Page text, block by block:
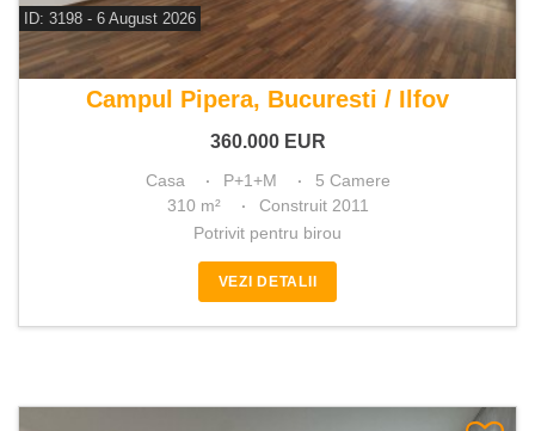
ID: 3198 - 6 August 2026
De vanzare casa 5 camere
Campul Pipera, Bucuresti / Ilfov
360.000 EUR
Casa P+1+M
5 Camere
310 m²
Construit 2011
Potrivit pentru birou
VEZI DETALII